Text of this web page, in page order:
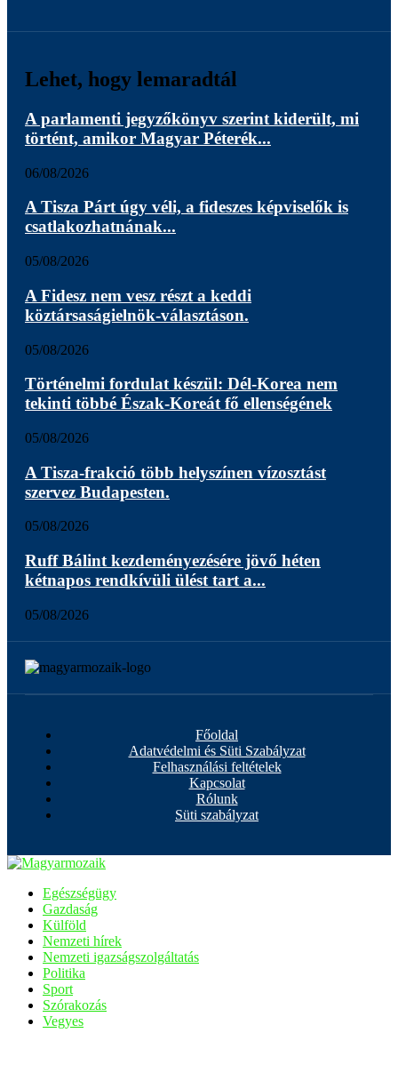
Lehet, hogy lemaradtál
A parlamenti jegyzőkönyv szerint kiderült, mi
történt, amikor Magyar Péterék...
06/08/2026
A Tisza Párt úgy véli, a fideszes képviselők is
csatlakozhatnának...
05/08/2026
A Fidesz nem vesz részt a keddi
köztársaságielnök-választáson.
05/08/2026
Történelmi fordulat készül: Dél-Korea nem
tekinti többé Észak-Koreát fő ellenségének
05/08/2026
A Tisza-frakció több helyszínen vízosztást
szervez Budapesten.
05/08/2026
Ruff Bálint kezdeményezésére jövő héten
kétnapos rendkívüli ülést tart a...
05/08/2026
Főoldal
Adatvédelmi és Süti Szabályzat
Felhasználási feltételek
Kapcsolat
Rólunk
Süti szabályzat
Egészségügy
Gazdaság
Külföld
Nemzeti hírek
Nemzeti igazságszolgáltatás
Politika
Sport
Szórakozás
Vegyes